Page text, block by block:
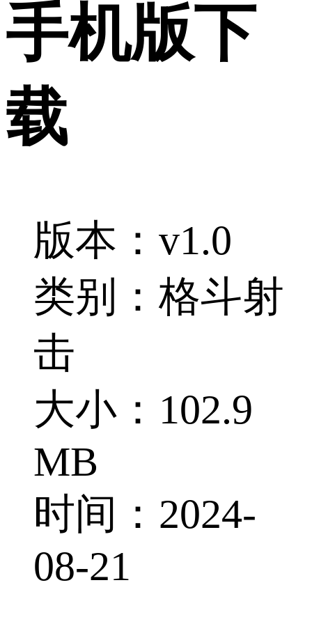
手机版下
载
版本：v1.0
类别：格斗射
击
大小：102.9
MB
时间：2024-
08-21